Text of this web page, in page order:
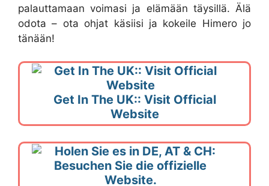
palauttamaan voimasi ja elämään täysillä. Älä
odota – ota ohjat käsiisi ja kokeile Himero jo
tänään!
Get In The UK:: Visit Official
Website